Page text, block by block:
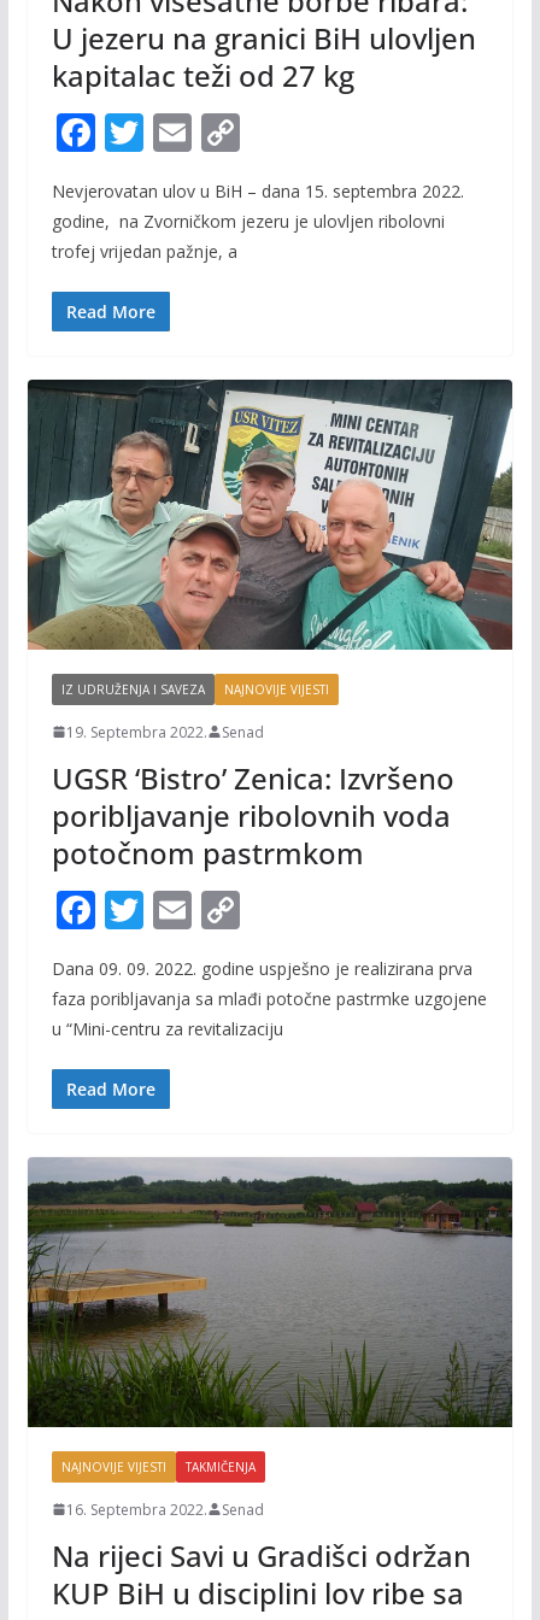
U jezeru na granici BiH ulovljen
kapitalac teži od 27 kg
F
e
b
o
o
T
w
itt
er
E
ai
l
C
p
y
Nevjerovatan ulov u BiH – dana 15. septembra 2022.
godine, na Zvorničkom jezeru je ulovljen ribolovni
trofej vrijedan pažnje, a
Read More
IZ UDRUŽENJA I SAVEZA NAJNOVIJE VIJESTI
19. Septembra 2022. Senad
UGSR ‘Bistro’ Zenica: Izvršeno
poribljavanje ribolovnih voda
potočnom pastrmkom
F
e
b
o
o
T
itt
er
E
ai
l
C
p
y
Dana 09. 09. 2022. godine uspješno je realizirana prva
faza poribljavanja sa mlađi potočne pastrmke uzgojene
u “Mini-centru za revitalizaciju
Read More
NAJNOVIJE VIJESTI TAKMIČENJA
16. Septembra 2022. Senad
Na rijeci Savi u Gradišci održan
KUP BiH u disciplini lov ribe sa